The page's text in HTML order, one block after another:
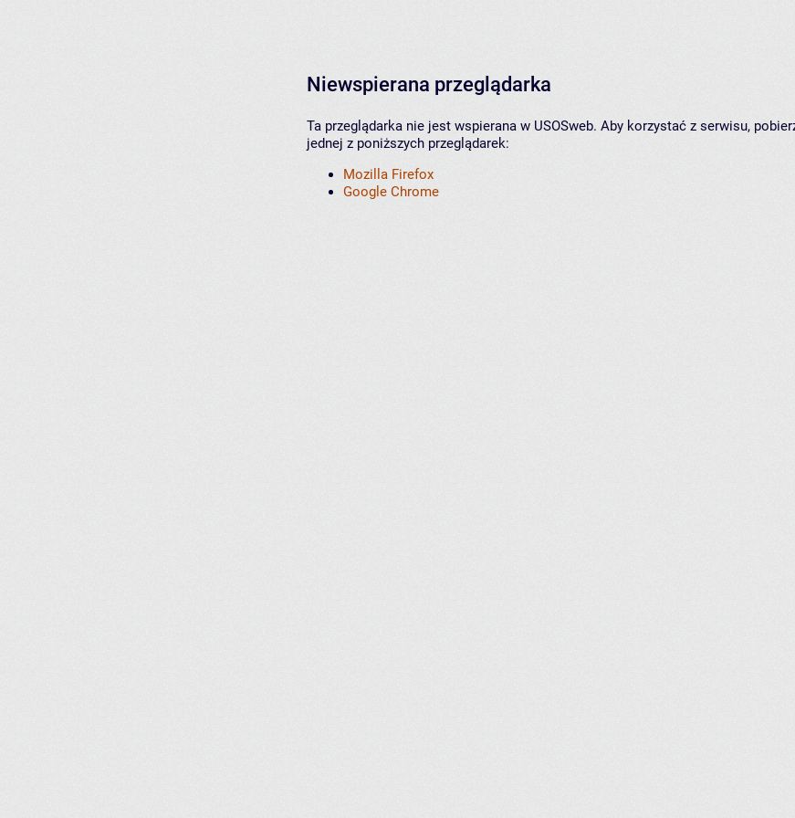
Niewspierana przeglądarka
Ta przeglądarka nie jest wspierana w USOSweb. Aby korzystać z serwisu,
jednej z poniższych przeglądarek:
Mozilla Firefox
Google Chrome